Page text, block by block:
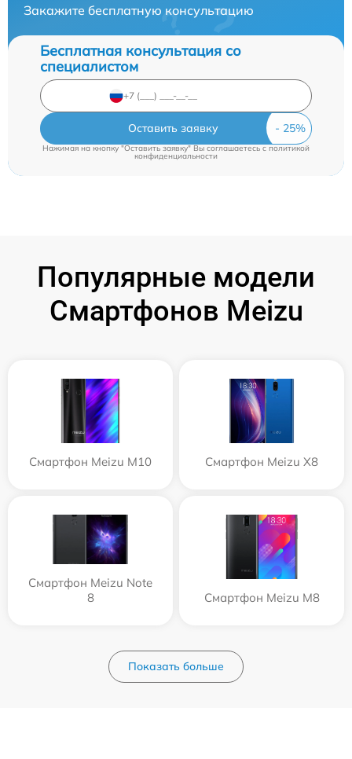
Закажите бесплатную консультацию
Бесплатная консультация со
специалистом
Оставить заявку
Нажимая на кнопку "Оставить заявку" Вы соглашаетесь cполитикой
конфиденциальности
Популярные модели
Смартфонов Meizu
Смартфон Meizu M10 Смартфон Meizu X8
Смартфон Meizu Note
8
Смартфон Meizu M8
Показать больше